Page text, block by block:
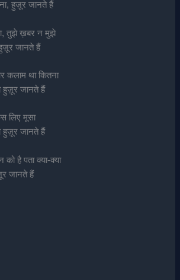
हुज़ूर जानते हैं
तुझे ख़बर न मुझे
जानते हैं
कलाम था कितना
हुज़ूर जानते हैं
लिए मूसा
हुज़ूर जानते हैं
है पता क्या-क्या
जानते हैं